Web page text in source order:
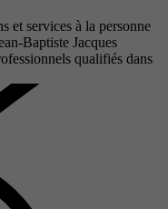
et services à la personne
Baptiste Jacques
qualifiés dans